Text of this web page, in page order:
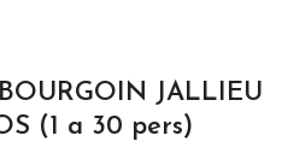
JALLIEU
(1 a 30 pers)